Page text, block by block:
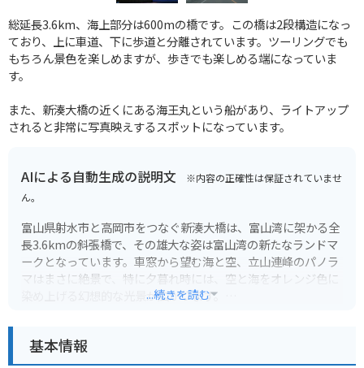
総延長3.6km、海上部分は600mの橋です。この橋は2段構造になっ
ており、上に車道、下に歩道と分離されています。ツーリングでも
もちろん景色を楽しめますが、歩きでも楽しめる端になっていま
す。
また、新湊大橋の近くにある海王丸という船があり、ライトアップ
されると非常に写真映えするスポットになっています。
AIによる自動生成の説明文 ※内容の正確性は保証されていませ
ん。
富山県射水市と高岡市をつなぐ新湊大橋は、富山湾に架かる全
長3.6kmの斜張橋で、その雄大な姿は富山湾の新たなランドマ
ークとなっています。車窓から望む海と空、立山連峰のパノラ
マはまさに絶景で、特に夕暮れ時には、空と海をオレンジ色に
染め上げる幻想的な光景が広がります。
れており、見学も可能です。周辺には、新鮮な海の幸を味わえ
る飲食店や、お土産店も充実しており、ドライブやツーリング
...続きを読む
基本情報